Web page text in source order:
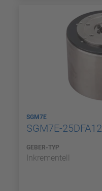
SGM7E
SGM7E-25DFA12
GEBER-TYP
Inkrementell